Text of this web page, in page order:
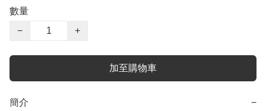
數量
−
+
加至購物車
簡介 −